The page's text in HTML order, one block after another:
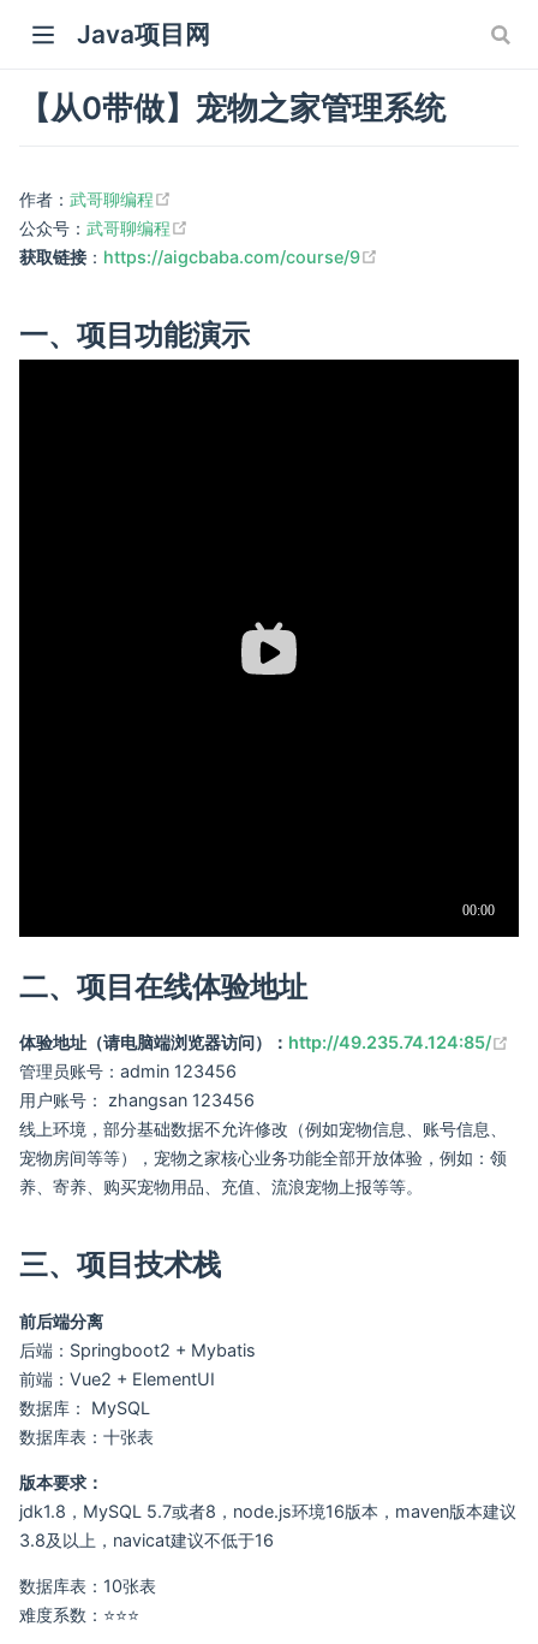
Java项目网
window)
【从0带做】宠物之家管理系统
作者： 武哥聊编程
公众号： 武哥聊编程
获取链接 ： https://aigcbaba.com/course/9
一、项目功能演示
二、项目在线体验地址
体验地址（请电脑端浏览器访问）： http://49.235.74.124:85/
管理员账号：admin 123456
用户账号： zhangsan 123456
线上环境，部分基础数据不允许修改（例如宠物信息、账号信息、
宠物房间等等），宠物之家核心业务功能全部开放体验，例如：领
养、寄养、购买宠物用品、充值、流浪宠物上报等等。
三、项目技术栈
前后端分离
后端：Springboot2 + Mybatis
前端：Vue2 + ElementUI
数据库： MySQL
数据库表：十张表
版本要求：
jdk1.8，MySQL 5.7或者8，node.js环境16版本，maven版本建议
3.8及以上，navicat建议不低于16
数据库表：10张表
难度系数：⭐⭐⭐